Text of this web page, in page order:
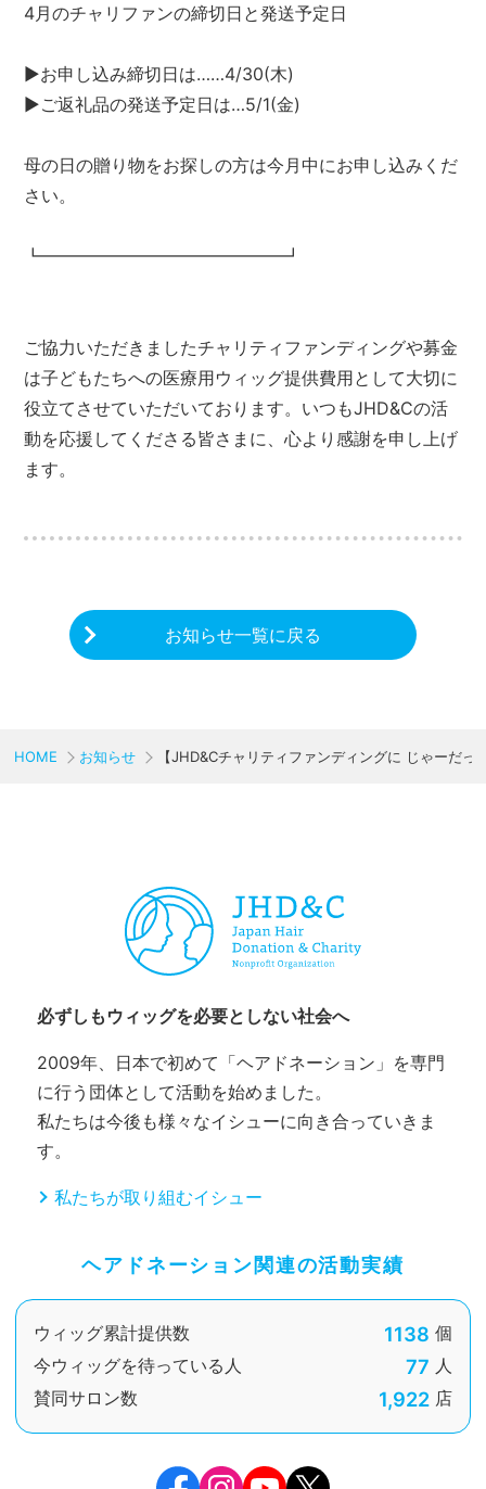
4月のチャリファンの締切日と発送予定日
▶︎お申し込み締切日は……4/30(木)
▶︎ご返礼品の発送予定日は…5/1(金)
母の日の贈り物をお探しの方は今月中にお申し込みくだ
さい。
┗━━━━━━━━━━━━━━┛
ご協力いただきましたチャリティファンディングや募金
は子どもたちへの医療用ウィッグ提供費用として大切に
役立てさせていただいております。いつもJHD&Cの活
動を応援してくださる皆さまに、心より感謝を申し上げ
ます。
お知らせ一覧に戻る
HOME お知らせ 【JHD&Cチャリティファンディングに じゃーだ
必ずしもウィッグを必要としない社会へ
2009年、日本で初めて「ヘアドネーション」を専門
に行う団体として活動を始めました。
私たちは今後も様々なイシューに向き合っていきま
す。
私たちが取り組むイシュー
ヘアドネーション関連の活動実績
ウィッグ累計提供数 1138 個
今ウィッグを待っている人
77 人
賛同サロン数
1,922 店